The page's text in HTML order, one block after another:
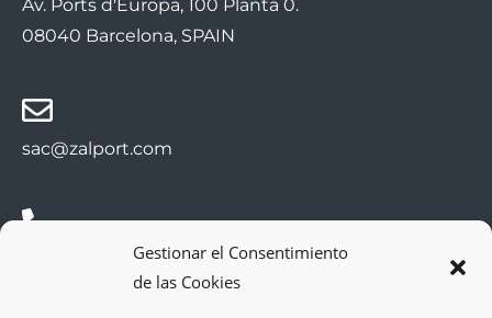
Gestionar el Consentimiento
de las Cookies
Av. Ports d'Europa, 100 Planta 0.
08040 Barcelona, SPAIN
sac@zalport.com
(+34) 93 552 58 26